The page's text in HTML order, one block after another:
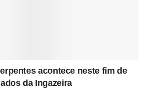
acontece neste fim de
da Ingazeira